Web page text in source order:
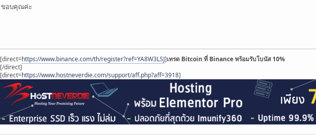
ขอบคุณค่ะ
[direct=https://www.binance.com/th/register?ref=YA8W3LSJ]เทรด Bitcoin ที่ Binance พร้อมรับโบนัส 10%
[/direct]
[direct=https://www.hostneverdie.com/support/aff.php?aff=3918]